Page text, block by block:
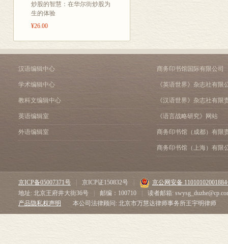
炒股的智慧：在华尔街炒股为
生的体验
¥26.00
些问题。
它留下来。这本书将教你
赚钱的经历；亏钱时，你
解决这些问题的答案。
要在炒股这行成功并没
会在股市露一手。至今
股票不是上就是下，否
多么复杂，而在于人本身
第二节 资金管理（怎样
第三节 认识投票的正常运
第四章 何时买股票 何时
第一节 何时买股票
第二节 何时卖股票
第四节 人为操纵的赌局
第五章 华尔街的家训
第一节 华尔街的家训
第三节 顺势而行
第六章 从有招迈向无招
——怎样在心理上建
汉语编辑中心
学术编辑中心
教科文编辑中心
英语编辑室
外语编辑室
商务印书馆国际有限公司
《英语世界》杂志社有限
《汉语世界》杂志社有限
《语言战略研究》网站
商务印书馆（成都）有限
商务印书馆（上海）有限
京ICP备05007371号 京ICP证150832号
京公网安备
地址: 北京王府井大街36号
邮编：100710
读者邮箱:
产品隐私权声明
本公司法律顾问: 北京市万慧达律师事务所王宇明律师